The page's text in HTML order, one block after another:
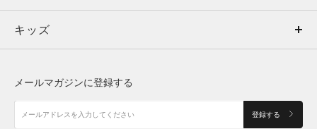
キッズ
アクセサリー
ボトムス
アクセサリー
トップス
シューズ
キッズ
メールマガジンに登録する
登録する